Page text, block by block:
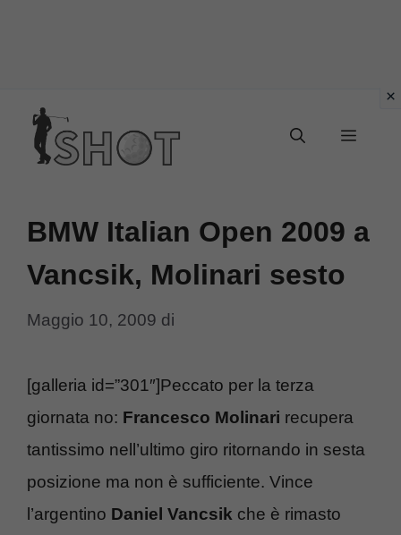
contenuto
Menu
BMW Italian Open 2009 a
Vancsik, Molinari sesto
Maggio 10, 2009 di
[galleria id=”301″]Peccato per la terza
giornata no: Francesco Molinari recupera
tantissimo nell’ultimo giro ritornando in sesta
posizione ma non è sufficiente. Vince
l’argentino Daniel Vancsik che è rimasto